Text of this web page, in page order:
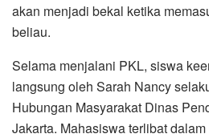
akan menjadi bekal ketika
beliau.
Selama menjalani PKL, siswa
langsung oleh Sarah Nancy
Hubungan Masyarakat Dinas
Jakarta. Mahasiswa terlibat